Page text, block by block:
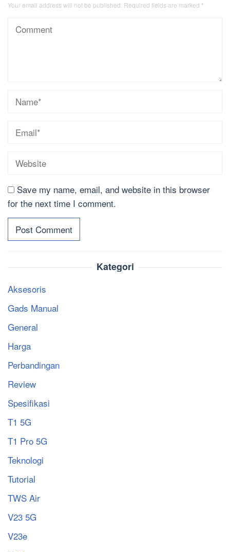
Your email address will not be published. Required fields are marked *
Save my name, email, and website in this browser
for the next time I comment.
Kategori
Aksesoris
Gads Manual
General
Harga
Perbandingan
Review
Spesifikasi
T1 5G
T1 Pro 5G
Teknologi
Tutorial
TWS Air
V23 5G
V23e